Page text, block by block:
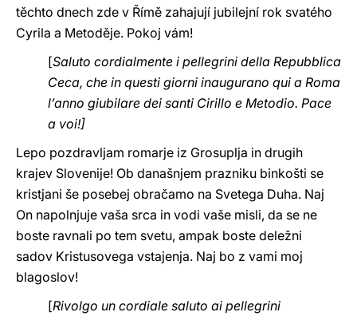
těchto dnech zde v Římě zahajují jubilejní rok svatého
Cyrila a Metoděje. Pokoj vám!
[Saluto cordialmente i pellegrini della Repubblica
Ceca, che in questi giorni inaugurano qui a Roma
l’anno giubilare dei santi Cirillo e Metodio. Pace
a voi!]
Lepo pozdravljam romarje iz Grosuplja in drugih
krajev Slovenije! Ob današnjem prazniku binkošti se
kristjani še posebej obračamo na Svetega Duha. Naj
On napolnjuje vaša srca in vodi vaše misli, da se ne
boste ravnali po tem svetu, ampak boste deležni
sadov Kristusovega vstajenja. Naj bo z vami moj
blagoslov!
[Rivolgo un cordiale saluto ai pellegrini